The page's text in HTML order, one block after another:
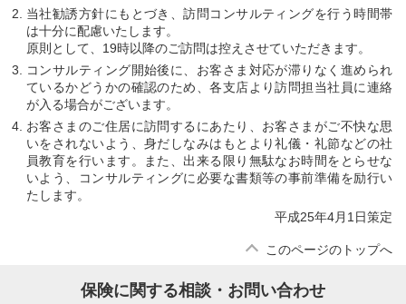
当社勧誘方針にもとづき、訪問コンサルティングを行う時間帯
は十分に配慮いたします。
原則として、19時以降のご訪問は控えさせていただきます。
コンサルティング開始後に、お客さま対応が滞りなく進められ
ているかどうかの確認のため、各支店より訪問担当社員に連絡
が入る場合がございます。
お客さまのご住居に訪問するにあたり、お客さまがご不快な思
いをされないよう、身だしなみはもとより礼儀・礼節などの社
員教育を行います。また、出来る限り無駄なお時間をとらせな
いよう、コンサルティングに必要な書類等の事前準備を励行い
たします。
平成25年4月1日策定
このページのトップへ
保険に関する相談・お問い合わせ